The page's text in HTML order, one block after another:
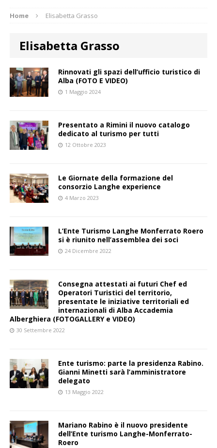
Home Elisabetta Grasso
Elisabetta Grasso
Rinnovati gli spazi dell’ufficio turistico di
Alba (FOTO E VIDEO)
1 Maggio 2024
Presentato a Rimini il nuovo catalogo
dedicato al turismo per tutti
12 Ottobre 2023
Le Giornate della formazione del
consorzio Langhe experience
4 Marzo 2023
L’Ente Turismo Langhe Monferrato Roero
si è riunito nell’assemblea dei soci
24 Dicembre 2022
Consegna attestati ai futuri Chef ed
Operatori Turistici del territorio,
presentate le iniziative territoriali ed
internazionali di Alba Accademia
Alberghiera (FOTOGALLERY e VIDEO)
30 Settembre 2022
Ente turismo: parte la presidenza Rabino.
Gianni Minetti sarà l’amministratore
delegato
13 Maggio 2022
Mariano Rabino è il nuovo presidente
dell’Ente turismo Langhe-Monferrato-
Roero